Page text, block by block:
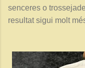
senceres o
resultat sigui molt